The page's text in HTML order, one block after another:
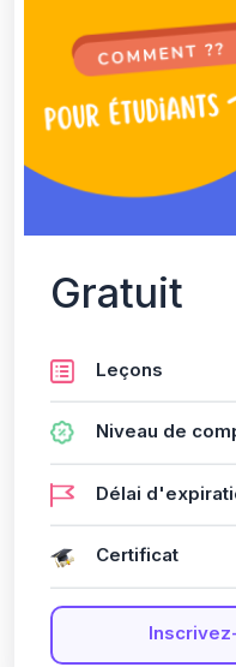
Gratuit
Leçons
Niveau de
Délai
Certificat